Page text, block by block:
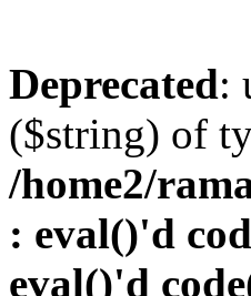
Deprecated:
($string) of
/home2/
: eval()'d
eval()'d